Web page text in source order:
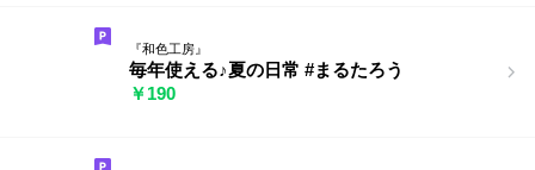
『和色工房』
毎年使える♪夏の日常 #まるたろう
￥190